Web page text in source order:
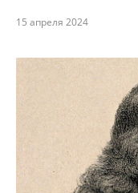
15 апреля 2024